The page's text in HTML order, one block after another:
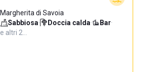
Margherita di Savoia
Sabbiosa· Doccia calda· Bar·
e altri 2…